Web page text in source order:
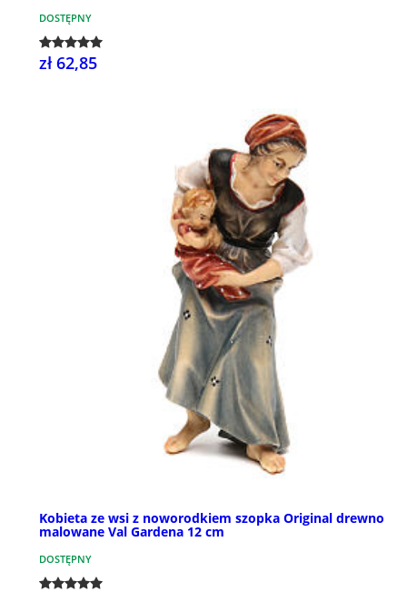
DOSTĘPNY
zł 62,85
Kobieta ze wsi z noworodkiem szopka Original drewno
malowane Val Gardena 12 cm
DOSTĘPNY